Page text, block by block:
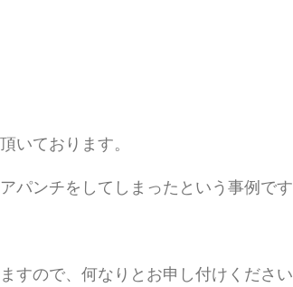
いております。
パンチをしてしまったという事例です
すので、何なりとお申し付けください